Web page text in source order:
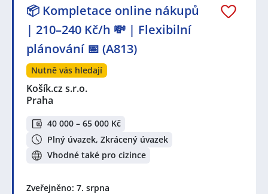
📦 Kompletace online nákupů
| 210–240 Kč/h 💸 | Flexibilní
plánování 📅 (A813)
Nutně vás hledají
Košík.cz s.r.o.
Praha
40 000 – 65 000 Kč
Plný úvazek, Zkrácený úvazek
Vhodné také pro cizince
Zveřejněno: 7. srpna